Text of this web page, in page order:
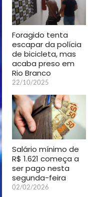
Foragido tenta
escapar da polícia
de bicicleta, mas
acaba preso em
Rio Branco
22/10/2025
Salário mínimo de
R$ 1.621 começa a
ser pago nesta
segunda-feira
02/02/2026